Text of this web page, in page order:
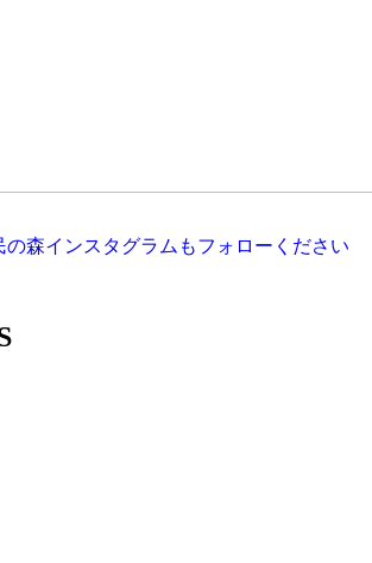
の森インスタグラムもフォローください